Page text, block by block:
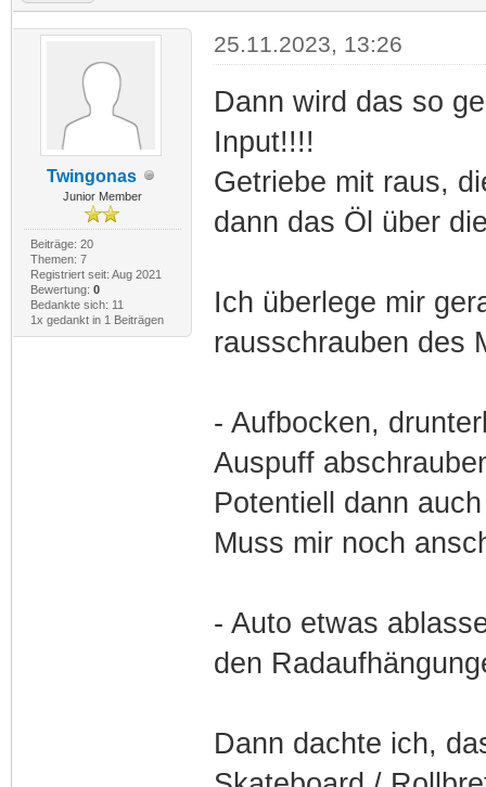
Twingonas
Junior Member
Beiträge: 20
Themen: 7
Registriert seit: Aug 2021
Bewertung: 0
Bedankte sich: 11
1x gedankt in 1 Beiträgen
25.11.2023, 13:26
Dann wird das so
Input!!!!
Getriebe mit raus,
dann das Öl über
Ich überlege mir
rausschrauben des
- Aufbocken,
Auspuff
Potentiell dann
Muss mir noch
- Auto etwas
den
Dann dachte ich,